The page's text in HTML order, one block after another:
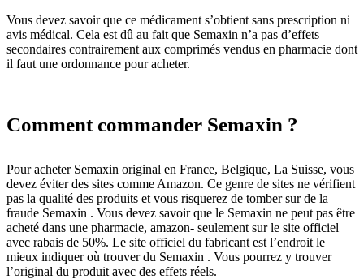
Vous devez savoir que ce médicament s’obtient sans prescription ni
avis médical. Cela est dû au fait que Semaxin n’a pas d’effets
secondaires contrairement aux comprimés vendus en pharmacie dont
il faut une ordonnance pour acheter.
Comment commander Semaxin ?
Pour acheter Semaxin original en France, Belgique, La Suisse, vous
devez éviter des sites comme Amazon. Ce genre de sites ne vérifient
pas la qualité des produits et vous risquerez de tomber sur de la
fraude Semaxin . Vous devez savoir que le Semaxin ne peut pas être
acheté dans une pharmacie, amazon- seulement sur le site officiel
avec rabais de 50%. Le site officiel du fabricant est l’endroit le
mieux indiquer où trouver du Semaxin . Vous pourrez y trouver
l’original du produit avec des effets réels.